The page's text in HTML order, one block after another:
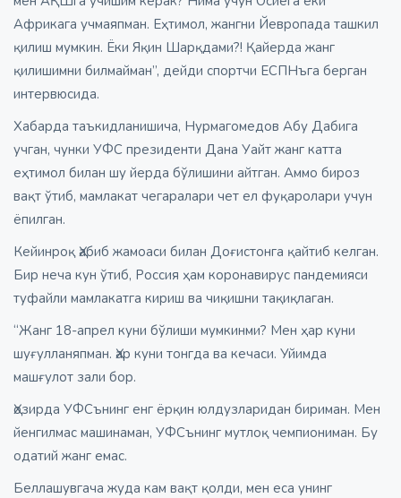
Aфрикага учмаяпман. Еҳтимол, жангни Йевропада ташкил
қилиш мумкин. Ёки Яқин Шарқдами?! Қайерда жанг
қилишимни билмайман”, дейди спортчи ЕСПНъга берган
интервюсида.
Хабарда таъкидланишича, Нурмагомедов Aбу Дабига
учган, чунки УФC президенти Дана Уайт жанг катта
еҳтимол билан шу йерда бўлишини айтган. Aммо бироз
вақт ўтиб, мамлакат чегаралари чет ел фуқаролари учун
ёпилган.
Кейинроқ Ҳабиб жамоаси билан Доғистонга қайтиб келган.
Бир неча кун ўтиб, Россия ҳам коронавирус пандемияси
туфайли мамлакатга кириш ва чиқишни тақиқлаган.
“Жанг 18-апрел куни бўлиши мумкинми? Мен ҳар куни
шуғулланяпман. Ҳар куни тонгда ва кечаси. Уйимда
машғулот зали бор.
Ҳозирда УФCънинг енг ёрқин юлдузларидан бириман. Мен
йенгилмас машинаман, УФCънинг мутлоқ чемпиониман. Бу
одатий жанг емас.
Беллашувгача жуда кам вақт қолди, мен еса унинг